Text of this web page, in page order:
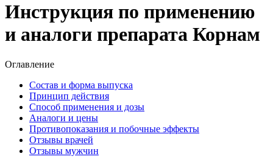
Инструкция по применению
и аналоги препарата Корнам
Оглавление
Состав и форма выпуска
Принцип действия
Способ применения и дозы
Аналоги и цены
Противопоказания и побочные эффекты
Отзывы врачей
Отзывы мужчин